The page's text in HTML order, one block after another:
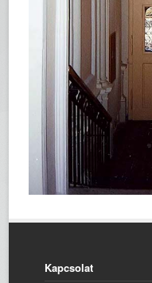
Kapcsolat